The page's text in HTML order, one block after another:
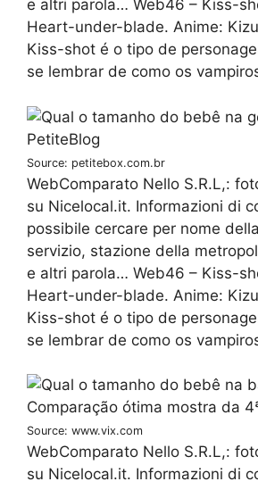
e altri parola… Web46 – Kiss-
Heart-under-blade. Anime:
Kiss-shot é o tipo de
se lembrar de como os
Source: petitebox.com.br
WebComparato Nello S.R.L,:
su Nicelocal.it. Informazioni di
possibile cercare per nome
servizio, stazione della
e altri parola… Web46 – Kiss-
Heart-under-blade. Anime:
Kiss-shot é o tipo de
se lembrar de como os
Source: www.vix.com
WebComparato Nello S.R.L,:
su Nicelocal.it. Informazioni di